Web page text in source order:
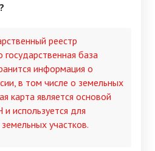
реестр
база
информация о
в том числе о земельных
карта является основой
используется для
участков.